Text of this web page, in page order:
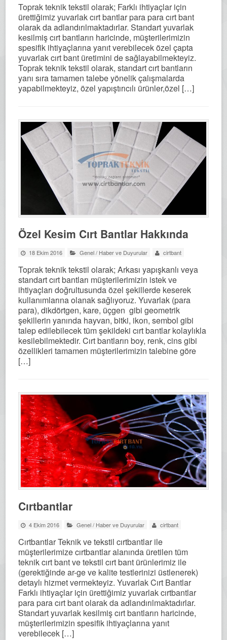
Toprak teknik tekstil olarak; Farklı ihtiyaçlar için
ürettiğimiz yuvarlak cırt bantlar para para cırt bant
olarak da adlandırılmaktadırlar. Standart yuvarlak
kesilmiş cırt bantların haricinde, müşterilerimizin
spesifik ihtiyaçlarına yanıt verebilecek özel çapta
yuvarlak cırt bant üretimini de sağlayabilmekteyiz.
Toprak teknik tekstil olarak, standart cırt bantların
yanı sıra tamamen talebe yönelik çalışmalarda
yapabilmekteyiz, özel yapıştırıcılı ürünler,özel […]
Özel Kesim Cırt Bantlar Hakkında
18 Ekim 2016 Genel/ Haber ve Duyurular cirtbant
Toprak teknik tekstil olarak; Arkası yapışkanlı veya
standart cırt bantları müşterilerimizin istek ve
ihtiyaçları doğrultusunda özel şekillerde keserek
kullanımlarına olanak sağlıyoruz. Yuvarlak (para
para), dikdörtgen, kare, üçgen gibi geometrik
şekillerin yanında hayvan, bitki, ikon, sembol gibi
talep edilebilecek tüm şekildeki cırt bantlar kolaylıkla
kesilebilmektedir. Cırt bantların boy, renk, cins gibi
özellikleri tamamen müşterilerimizin talebine göre
[…]
Cırtbantlar
4 Ekim 2016 Genel/ Haber ve Duyurular cirtbant
Cırtbantlar Teknik ve tekstil cırtbantlar ile
müşterilerimize cırtbantlar alanında üretilen tüm
teknik cırt bant ve tekstil cırt bant ürünlerimiz ile
(gerektiğinde ar-ge ve kalite testlerinizi üstlenerek)
detaylı hizmet vermekteyiz. Yuvarlak Cırt Bantlar
Farklı ihtiyaçlar için ürettiğimiz yuvarlak cırtbantlar
para para cırt bant olarak da adlandırılmaktadırlar.
Standart yuvarlak kesilmiş cırt bantların haricinde,
müşterilerimizin spesifik ihtiyaçlarına yanıt
verebilecek […]